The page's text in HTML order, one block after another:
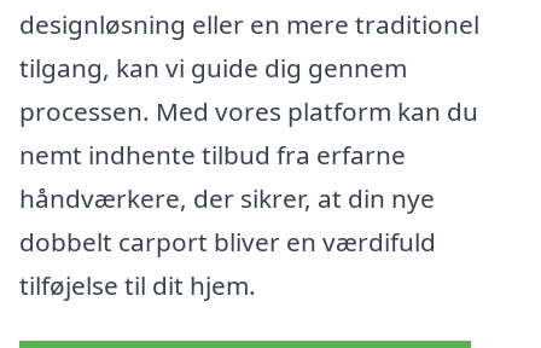
designløsning eller en mere traditionel
tilgang, kan vi guide dig gennem
processen. Med vores platform kan du
nemt indhente tilbud fra erfarne
håndværkere, der sikrer, at din nye
dobbelt carport bliver en værdifuld
tilføjelse til dit hjem.